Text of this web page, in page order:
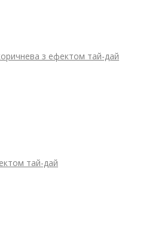
з ефектом тай-дай
тай-дай